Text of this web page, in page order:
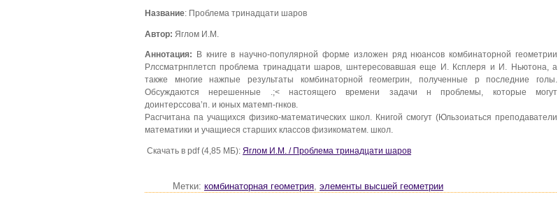
Название: Проблема тринадцати шаров
Автор: Яглом И.М.
Аннотация: В книге в научно-популярной форме изложен ряд нюансов комбинаторной геометрии
Рлссматрнплетсп проблема тринадцати шаров, шнтересовавшая еще И. Ксплеря и И. Ньютона, а
также многие нажпые результаты комбинаторной геомегрин, полученные р последние голы.
Обсуждаются нерешенные .;< настоящего времени задачи н проблемы, которые могут
доинтерссова’п. и юных матемп-гнков.
Расгчитана па учащихся физико-математических школ. Книгой смогут (Юльзоиаться преподаватели
математики и учащиеся старших классов физикоматем. школ.
Скачать в pdf (4,85 МБ): Яглом И.М. / Проблема тринадцати шаров
Метки: комбинаторная геометрия, элементы высшей геометрии